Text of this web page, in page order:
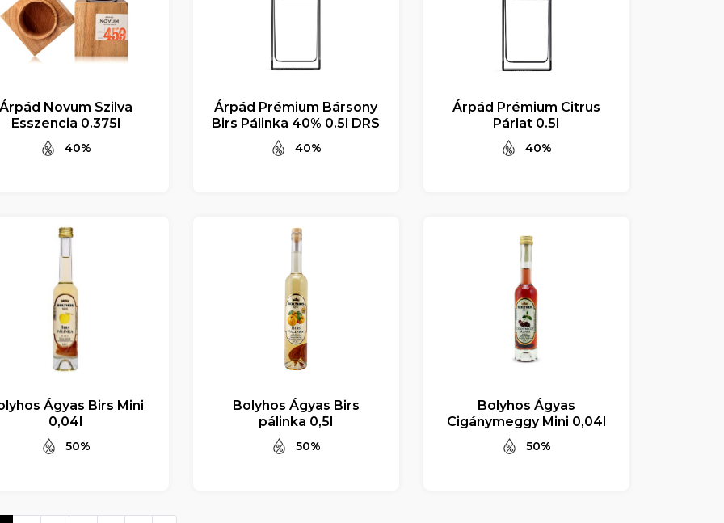
Novum Szilva
Esszencia 0.375l
40%
Árpád Prémium Bársony
Birs Pálinka 40% 0.5l DRS
40%
Árpád Prémium Citrus
Párlat 0.5l
40%
Ágyas Birs Mini
0,04l
50%
Bolyhos Ágyas Birs
pálinka 0,5l
50%
Bolyhos Ágyas
Cigánymeggy Mini 0,04l
50%